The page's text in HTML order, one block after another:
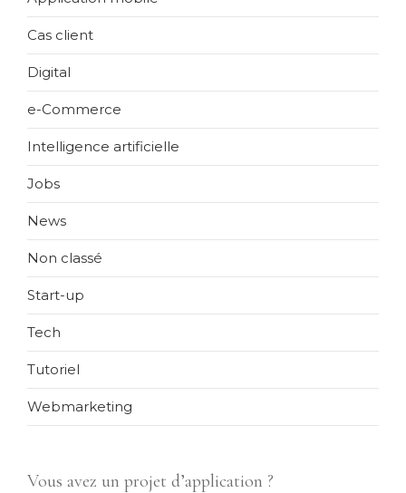
Cas client
Digital
e-Commerce
Intelligence artificielle
Jobs
News
Non classé
Start-up
Tech
Tutoriel
Webmarketing
Vous avez un projet d’application ?